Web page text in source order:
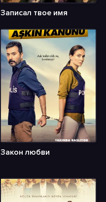
Записал твое имя
Закон любви